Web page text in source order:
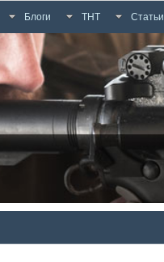
Блоги ТНТ Статьи